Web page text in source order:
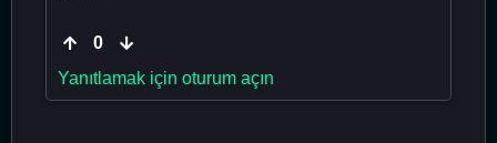
0
Yanıtlamak için oturum açın